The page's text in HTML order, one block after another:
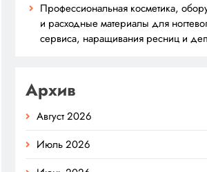
Профессиональная косметика,
и расходные материалы для
сервиса, наращивания ресниц и
Архив
Август 2026
Июль 2026